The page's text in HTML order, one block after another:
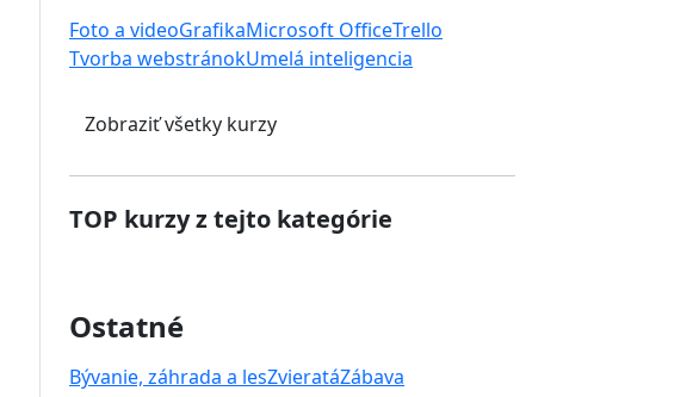
Foto a videoGrafikaMicrosoft OfficeTrello
Tvorba webstránokUmelá inteligencia
Zobraziť všetky kurzy
TOP kurzy z tejto kategórie
Ostatné
Bývanie, záhrada a lesZvieratáZábava